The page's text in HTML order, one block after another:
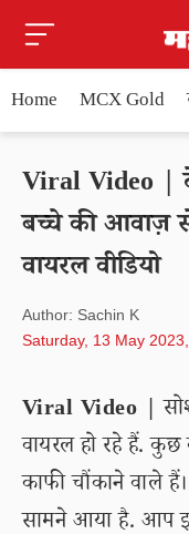
Home MCX Gold
Viral Video |
बच्चे की आवाज़
वायरल वीडियो
Author: Sachin K
Saturday, 13 May
Viral Video |
वायरल हो रहे हैं.
काफी चौंकाने वाले
सामने आया है. आप